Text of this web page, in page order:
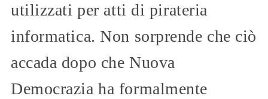
utilizzati per atti di pirateria
informatica. Non sorprende che ciò
accada dopo che Nuova
Democrazia ha formalmente